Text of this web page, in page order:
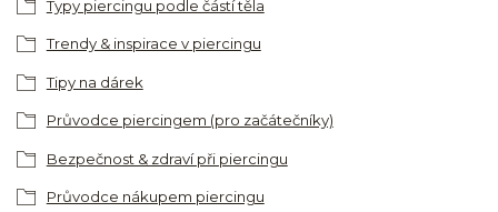
Typy piercingu podle částí těla
Trendy & inspirace v piercingu
Tipy na dárek
Průvodce piercingem (pro začátečníky)
Bezpečnost & zdraví při piercingu
Průvodce nákupem piercingu